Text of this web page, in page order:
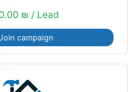
₪ / Lead
campaign